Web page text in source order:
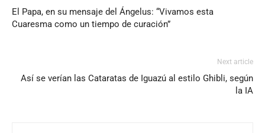
El Papa, en su mensaje del Ángelus: “Vivamos esta
Cuaresma como un tiempo de curación”
Next article
Así se verían las Cataratas de Iguazú al estilo Ghibli, según
la IA